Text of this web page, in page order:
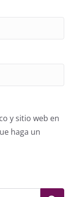
y sitio web en
haga un